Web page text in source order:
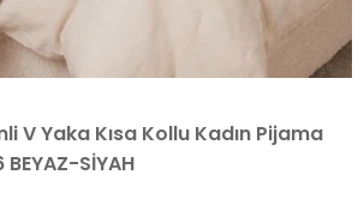
V Yaka Kısa Kollu Kadın Pijama
SİYAH